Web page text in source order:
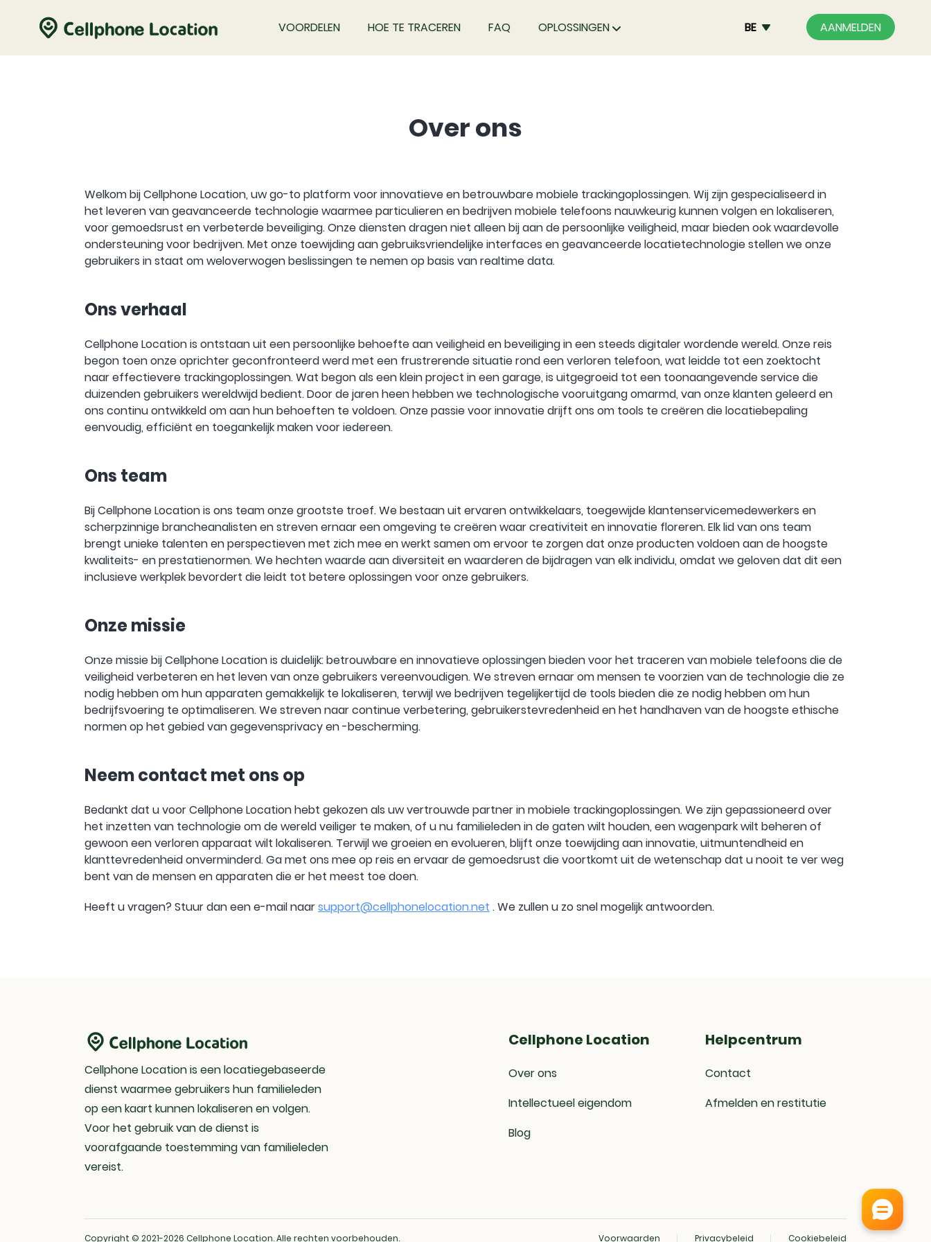
BE AANMELDEN
VOORDELEN HOE TE TRACEREN FAQ OPLOSSINGEN
Over ons
Welkom bij Cellphone Location, uw go-to platform voor innovatieve en betrouwbare mobiele trackingoplossingen. Wij zijn gespecialiseerd in
het leveren van geavanceerde technologie waarmee particulieren en bedrijven mobiele telefoons nauwkeurig kunnen volgen en lokaliseren,
voor gemoedsrust en verbeterde beveiliging. Onze diensten dragen niet alleen bij aan de persoonlijke veiligheid, maar bieden ook waardevolle
ondersteuning voor bedrijven. Met onze toewijding aan gebruiksvriendelijke interfaces en geavanceerde locatietechnologie stellen we onze
gebruikers in staat om weloverwogen beslissingen te nemen op basis van realtime data.
Ons verhaal
Cellphone Location is ontstaan uit een persoonlijke behoefte aan veiligheid en beveiliging in een steeds digitaler wordende wereld. Onze reis
begon toen onze oprichter geconfronteerd werd met een frustrerende situatie rond een verloren telefoon, wat leidde tot een zoektocht
naar effectievere trackingoplossingen. Wat begon als een klein project in een garage, is uitgegroeid tot een toonaangevende service die
duizenden gebruikers wereldwijd bedient. Door de jaren heen hebben we technologische vooruitgang omarmd, van onze klanten geleerd en
ons continu ontwikkeld om aan hun behoeften te voldoen. Onze passie voor innovatie drijft ons om tools te creëren die locatiebepaling
eenvoudig, efficiënt en toegankelijk maken voor iedereen.
Ons team
Bij Cellphone Location is ons team onze grootste troef. We bestaan uit ervaren ontwikkelaars, toegewijde klantenservicemedewerkers en
scherpzinnige brancheanalisten en streven ernaar een omgeving te creëren waar creativiteit en innovatie floreren. Elk lid van ons team
brengt unieke talenten en perspectieven met zich mee en werkt samen om ervoor te zorgen dat onze producten voldoen aan de hoogste
kwaliteits- en prestatienormen. We hechten waarde aan diversiteit en waarderen de bijdragen van elk individu, omdat we geloven dat dit een
inclusieve werkplek bevordert die leidt tot betere oplossingen voor onze gebruikers.
Onze missie
Onze missie bij Cellphone Location is duidelijk: betrouwbare en innovatieve oplossingen bieden voor het traceren van mobiele telefoons die de
veiligheid verbeteren en het leven van onze gebruikers vereenvoudigen. We streven ernaar om mensen te voorzien van de technologie die ze
nodig hebben om hun apparaten gemakkelijk te lokaliseren, terwijl we bedrijven tegelijkertijd de tools bieden die ze nodig hebben om hun
bedrijfsvoering te optimaliseren. We streven naar continue verbetering, gebruikerstevredenheid en het handhaven van de hoogste ethische
normen op het gebied van gegevensprivacy en -bescherming.
Neem contact met ons op
Bedankt dat u voor Cellphone Location hebt gekozen als uw vertrouwde partner in mobiele trackingoplossingen. We zijn gepassioneerd over
het inzetten van technologie om de wereld veiliger te maken, of u nu familieleden in de gaten wilt houden, een wagenpark wilt beheren of
gewoon een verloren apparaat wilt lokaliseren. Terwijl we groeien en evolueren, blijft onze toewijding aan innovatie, uitmuntendheid en
klanttevredenheid onverminderd. Ga met ons mee op reis en ervaar de gemoedsrust die voortkomt uit de wetenschap dat u nooit te ver weg
bent van de mensen en apparaten die er het meest toe doen.
Heeft u vragen? Stuur dan een e-mail naarsupport@cellphonelocation.net . We zullen u zo snel mogelijk antwoorden.
Cellphone Location is een locatiegebaseerde
dienst waarmee gebruikers hun familieleden
op een kaart kunnen lokaliseren en volgen.
Voor het gebruik van de dienst is
voorafgaande toestemming van familieleden
vereist.
Cellphone Location
Over ons
Intellectueel eigendom
Blog
Helpcentrum
Contact
Afmelden en restitutie
Copyright © 2021-2026 Cellphone Location. Alle rechten voorbehouden. Voorwaarden Privacybeleid Cookiebeleid